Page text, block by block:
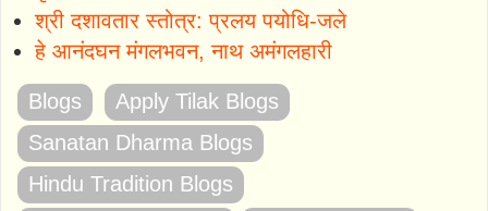
श्री दशावतार स्तोत्र: प्रलय पयोधि-जले
हे आनंदघन मंगलभवन, नाथ अमंगलहारी
Blogs
Apply Tilak Blogs
Sanatan Dharma Blogs
Hindu Tradition Blogs